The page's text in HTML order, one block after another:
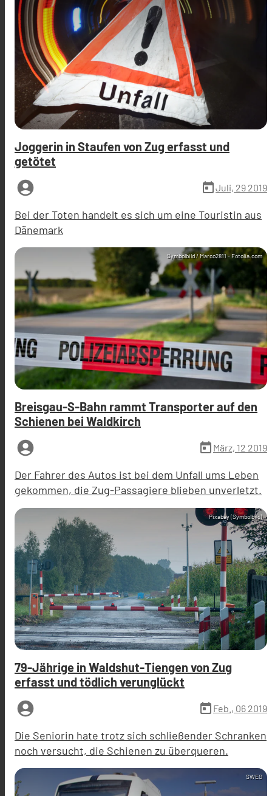
Joggerin in Staufen von Zug erfasst und
getötet
account_circle todayJuli, 29 2019
Bei der Toten handelt es sich um eine Touristin aus
Dänemark
Symbolbild / Marco2811 - Fotolia.com
Breisgau-S-Bahn rammt Transporter auf den
Schienen bei Waldkirch
account_circle today März, 12 2019
Der Fahrer des Autos ist bei dem Unfall ums Leben
gekommen, die Zug-Passagiere blieben unverletzt.
Pixabay (Symbolbild)
79-Jährige in Waldshut-Tiengen von Zug
erfasst und tödlich verunglückt
account_circle today Feb., 06 2019
Die Seniorin hate trotz sich schließender Schranken
noch versucht, die Schienen zu überqueren.
SWEG